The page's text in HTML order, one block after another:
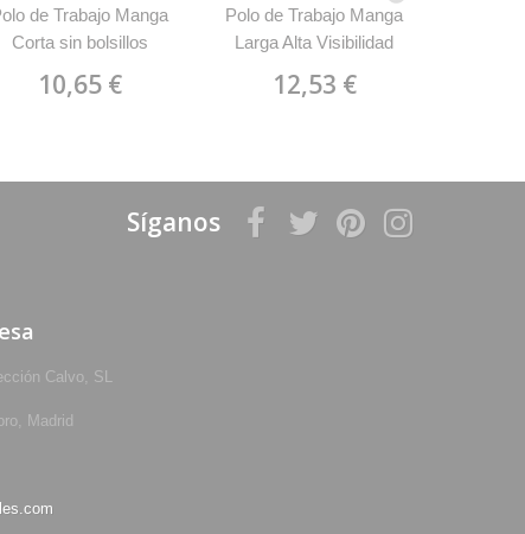
de Trabajo Manga
Corta sin bolsillos
10,65 €
Polo de Trabajo Manga
Larga Alta Visibilidad
12,53 €
Síganos
Calvo, SL
Madrid